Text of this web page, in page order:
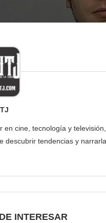
cine, tecnología y
descubrir tendencias y
INTERESAR